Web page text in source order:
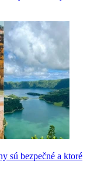
sú bezpečné a ktoré